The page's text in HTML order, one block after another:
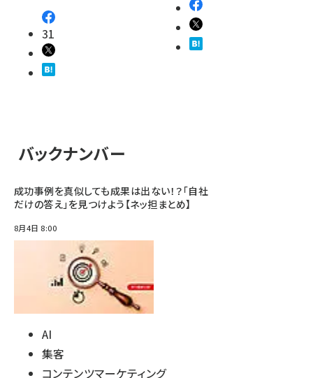
31
バックナンバー
成功事例を真似しても成果は出ない！？「自社
だけの答え」を見つけよう【ネッ担まとめ】
8月4日 8:00
AI
集客
コンテンツマーケティング